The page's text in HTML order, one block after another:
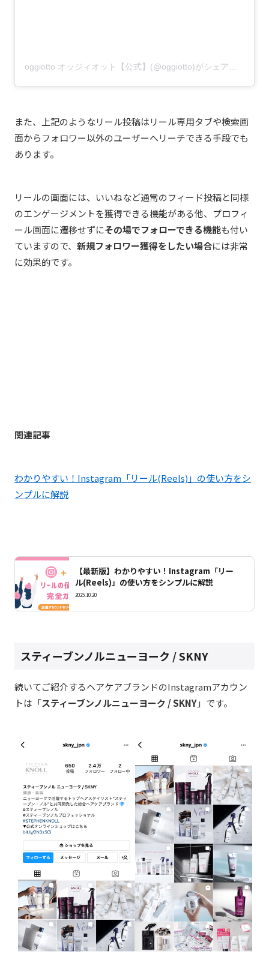
oggiotto オッジィオット【公式】(@oggiotto)がシェアした投稿
また、上記のようなリール投稿はリール専用タブや検索画
面からフォロワー以外のユーザーへリーチできる手段でも
あります。
リールの画面には、いいねなど通常のフィード投稿と同様
のエンゲージメントを獲得できる機能がある他、プロフィ
ール画面に遷移せずにその場でフォローできる機能も付い
ていますので、 新規フォロワー獲得をしたい場合には非常
に効果的です。
関連記事
わかりやすい！Instagram「リール(Reels)」の使い方をシ
ンプルに解説
【最新版】わかりやすい！Instagram「リー
ル(Reels)」の使い方をシンプルに解説
2025.10.20
スティーブンノルニューヨーク / SKNY
続いてご紹介するヘアケアブランドのInstagramアカウン
トは「スティーブンノルニューヨーク / SKNY」です。